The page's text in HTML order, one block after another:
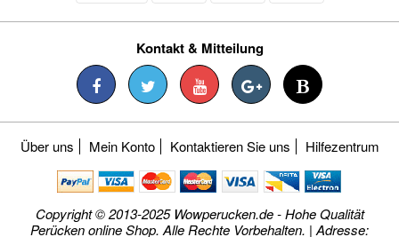
Kontakt & Mitteilung
Über uns Mein Konto Kontaktieren Sie uns Hilfezentrum
Copyright © 2013-2025 Wowperucken.de - Hohe Qualität
Perücken online Shop. Alle Rechte Vorbehalten. | Adresse: